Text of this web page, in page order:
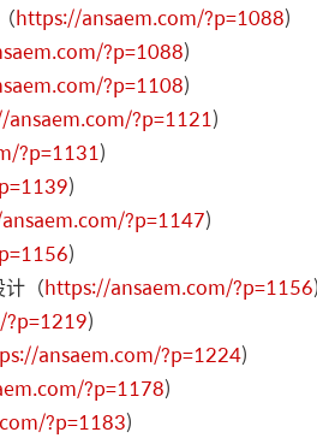
https://ansaem.com/?p=1088)
?p=1088)
?p=1108)
ansaem.com/?p=1121)
?p=1131)
)
?p=1147)
)
（https://ansaem.com/?p=1156)
)
ansaem.com/?p=1224)
?p=1178)
?p=1183)